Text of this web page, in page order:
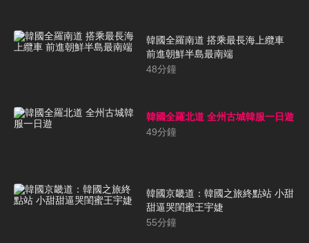
韓國全羅南道 搭乘最長海上纜車
前進朝鮮半島最南端
48分鐘
韓國全羅北道 全州古城韓服一日遊
49分鐘
韓國京畿道：韓國之旅終點站 小甜
甜逼哭閨蜜王宇婕
55分鐘